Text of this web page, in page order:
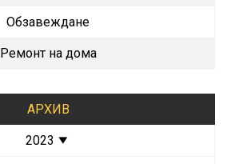
Обзавеждане
Ремонт на дома
АРХИВ
2023